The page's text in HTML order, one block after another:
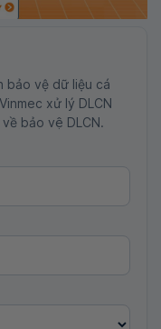
bảo vệ dữ liệu cá
xử lý DLCN
bảo vệ DLCN.